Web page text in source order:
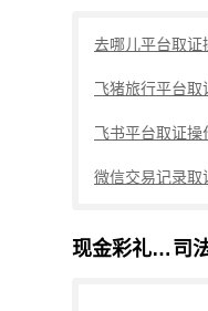
去哪儿平台取证
飞猪旅行平台取
飞书平台取证操
微信交易记录取
现金彩礼对方不承认怎么录音取证 司